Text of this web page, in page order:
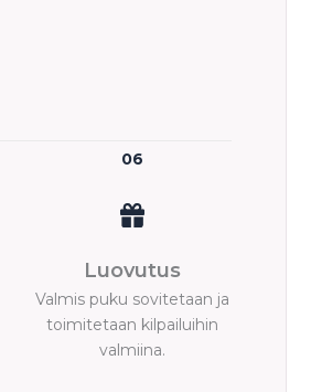
06
Luovutus
Valmis puku sovitetaan ja
toimitetaan kilpailuihin
valmiina.